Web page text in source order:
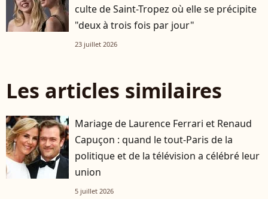
culte de Saint-Tropez où elle se précipite
"deux à trois fois par jour"
23 juillet 2026
Les articles similaires
Mariage de Laurence Ferrari et Renaud
Capuçon : quand le tout-Paris de la
politique et de la télévision a célébré leur
union
5 juillet 2026